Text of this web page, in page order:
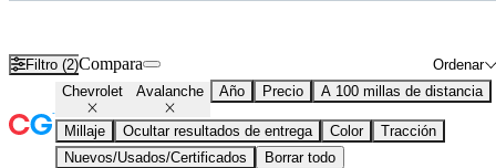
Filtro (2) Ordenar
Compara
Chevrolet Avalanche Año Precio A 100 millas de distancia
Millaje Ocultar resultados de entrega Color
Tracción
Nuevos/Usados/Certificados
Borrar todo